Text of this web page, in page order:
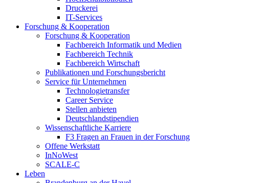
Druckerei
IT-Services
Forschung & Kooperation
Forschung & Kooperation
Fachbereich Informatik und Medien
Fachbereich Technik
Fachbereich Wirtschaft
Publikationen und Forschungsbericht
Service für Unternehmen
Technologietransfer
Career Service
Stellen anbieten
Deutschlandstipendien
Wissenschaftliche Karriere
F3 Fragen an Frauen in der Forschung
Offene Werkstatt
InNoWest
SCALE-C
Leben